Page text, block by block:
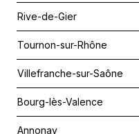
Rive-de-Gier
Tournon-sur-Rhône
Villefranche-sur-Saône
Bourg-lès-Valence
Annonay